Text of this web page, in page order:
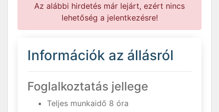
Az alábbi hirdetés már lejárt, ezért nincs
lehetőség a jelentkezésre!
Információk az állásról
Foglalkoztatás jellege
Teljes munkaidő 8 óra